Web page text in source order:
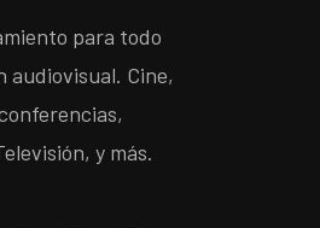
para todo
audiovisual. Cine,
y más.